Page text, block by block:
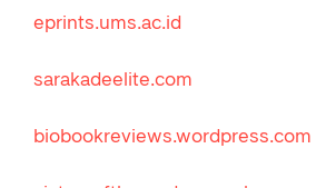
eprints.ums.ac.id
sarakadeelite.com
biobookreviews.wordpress.com